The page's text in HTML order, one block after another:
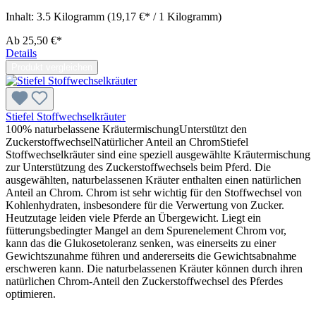
Inhalt: 3.5 Kilogramm (19,17 €* / 1 Kilogramm)
Ab 25,50 €*
Details
Stiefel Stoffwechselkräuter
100% naturbelassene KräutermischungUnterstützt den
ZuckerstoffwechselNatürlicher Anteil an ChromStiefel
Stoffwechselkräuter sind eine speziell ausgewählte Kräutermischung
zur Unterstützung des Zuckerstoffwechsels beim Pferd. Die
ausgewählten, naturbelassenen Kräuter enthalten einen natürlichen
Anteil an Chrom. Chrom ist sehr wichtig für den Stoffwechsel von
Kohlenhydraten, insbesondere für die Verwertung von Zucker.
Heutzutage leiden viele Pferde an Übergewicht. Liegt ein
fütterungsbedingter Mangel an dem Spurenelement Chrom vor,
kann das die Glukosetoleranz senken, was einerseits zu einer
Gewichtszunahme führen und andererseits die Gewichtsabnahme
erschweren kann. Die naturbelassenen Kräuter können durch ihren
natürlichen Chrom-Anteil den Zuckerstoffwechsel des Pferdes
optimieren.